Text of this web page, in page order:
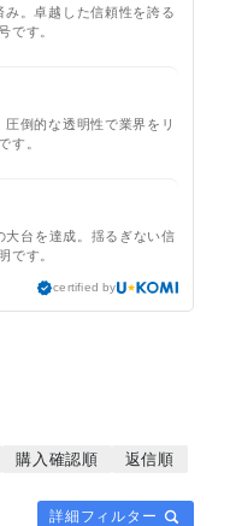
。卓越した信頼性を誇る
です。
倒的な透明性で業界をリ
す。
台を達成。揺るぎない信
です。
certified by
詳細フィルター
購入確認順
返信順